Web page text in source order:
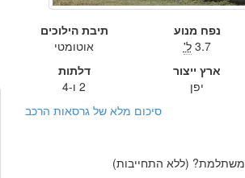
נפח מנוע
3.7 ל'
תיבת הילוכים
אוטומטי
ארץ ייצור
יפן
דלתות
2 ו-4
סיכום מלא של גרסאות הרכב
משתלמת? (ללא התחייבות)